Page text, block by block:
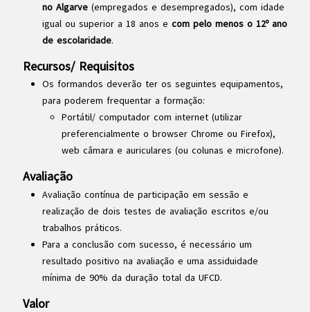
no Algarve(empregados e desempregados), com idade
igual ou superior a 18 anos e com pelo menos o 12º ano
de escolaridade.
Recursos/ Requisitos
Os formandos deverão ter os seguintes equipamentos,
para poderem frequentar a formação:
Portátil/ computador com internet (utilizar
preferencialmente o browser Chrome ou Firefox),
web câmara e auriculares (ou colunas e microfone).
Avaliação
Avaliação contínua de participação em sessão e
realização de dois testes de avaliação escritos e/ou
trabalhos práticos.
Para a conclusão com sucesso, é necessário um
resultado positivo na avaliação e uma assiduidade
mínima de 90% da duração total da UFCD.
Valor